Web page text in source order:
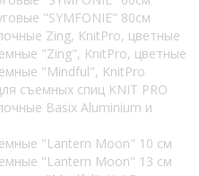
"SYMFONIE" 80см
Zing, KnitPro, цветные
"Zing", KnitPro, цветные
"Mindful", KnitPro
съемных спиц KNIT PRO
Basix Aluminium и
"Lantern Moon" 10 см
"Lantern Moon" 13 см